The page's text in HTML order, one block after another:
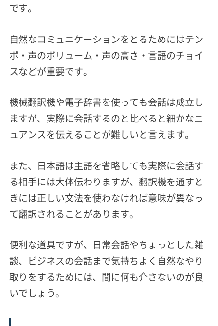
です。
自然なコミュニケーションをとるためにはテン
ポ・声のボリューム・声の高さ・言語のチョイ
スなどが重要です。
機械翻訳機や電子辞書を使っても会話は成立し
ますが、実際に会話するのと比べると細かなニ
ュアンスを伝えることが難しいと言えます。
また、日本語は主語を省略しても実際に会話す
る相手には大体伝わりますが、翻訳機を通すと
きには正しい文法を使わなければ意味が異なっ
て翻訳されることがあります。
便利な道具ですが、日常会話やちょっとした雑
談、ビジネスの会話まで気持ちよく自然なやり
取りをするためには、間に何も介さないのが良
いでしょう。